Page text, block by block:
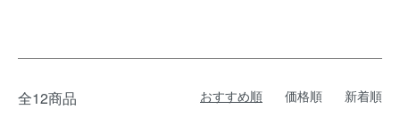
全12商品 おすすめ順 価格順 新着順